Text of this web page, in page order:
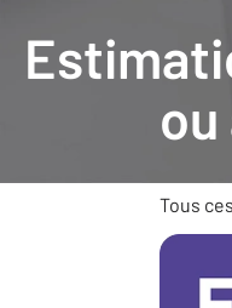
Vendre
son
Tous